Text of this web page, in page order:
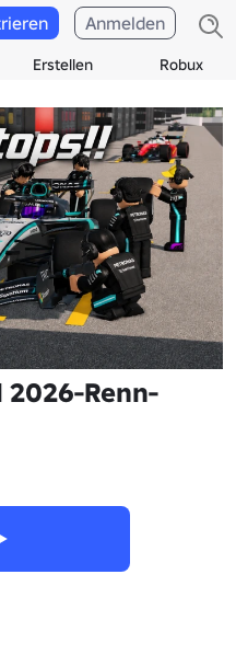
Erstellen Robux
Anmelden
Renn-